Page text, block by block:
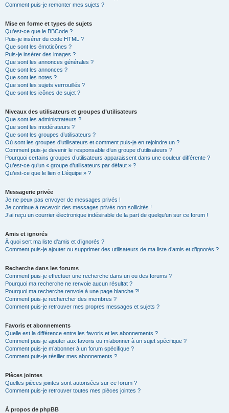
Comment puis-je remonter mes sujets ?
Mise en forme et types de sujets
Qu’est-ce que le BBCode ?
Puis-je insérer du code HTML ?
Que sont les émoticônes ?
Puis-je insérer des images ?
Que sont les annonces générales ?
Que sont les annonces ?
Que sont les notes ?
Que sont les sujets verrouillés ?
Que sont les icônes de sujet ?
Niveaux des utilisateurs et groupes d’utilisateurs
Que sont les administrateurs ?
Que sont les modérateurs ?
Que sont les groupes d’utilisateurs ?
Où sont les groupes d’utilisateurs et comment puis-je en rejoindre un ?
Comment puis-je devenir le responsable d’un groupe d’utilisateurs ?
Pourquoi certains groupes d’utilisateurs apparaissent dans une couleur différente ?
Qu’est-ce qu’un « groupe d’utilisateurs par défaut » ?
Qu’est-ce que le lien « L’équipe » ?
Messagerie privée
Je ne peux pas envoyer de messages privés !
Je continue à recevoir des messages privés non sollicités !
J’ai reçu un courrier électronique indésirable de la part de quelqu’un sur ce forum !
Amis et ignorés
À quoi sert ma liste d’amis et d’ignorés ?
Comment puis-je ajouter ou supprimer des utilisateurs de ma liste d’amis et d’ignorés ?
Recherche dans les forums
Comment puis-je effectuer une recherche dans un ou des forums ?
Pourquoi ma recherche ne renvoie aucun résultat ?
Pourquoi ma recherche renvoie à une page blanche ?!
Comment puis-je rechercher des membres ?
Comment puis-je retrouver mes propres messages et sujets ?
Favoris et abonnements
Quelle est la différence entre les favoris et les abonnements ?
Comment puis-je ajouter aux favoris ou m’abonner à un sujet spécifique ?
Comment puis-je m’abonner à un forum spécifique ?
Comment puis-je résilier mes abonnements ?
Pièces jointes
Quelles pièces jointes sont autorisées sur ce forum ?
Comment puis-je retrouver toutes mes pièces jointes ?
À propos de phpBB